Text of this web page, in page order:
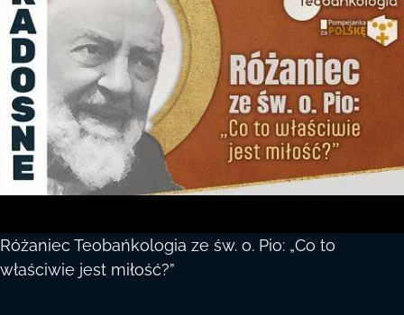
Różaniec Teobańkologia ze św. o. Pio: „Co to
właściwie jest miłość?”